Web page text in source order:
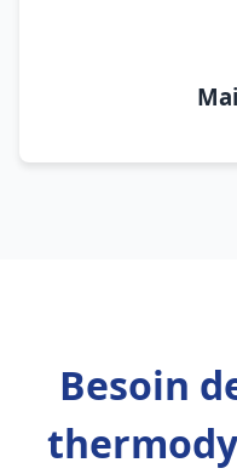
Besoin